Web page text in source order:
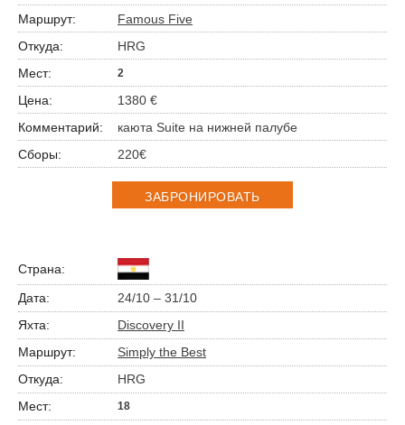
Famous Five
HRG
2
1380 €
каюта Suite на нижней палубе
220€
ЗАБРОНИРОВАТЬ
24/10 – 31/10
Discovery II
Simply the Best
HRG
18